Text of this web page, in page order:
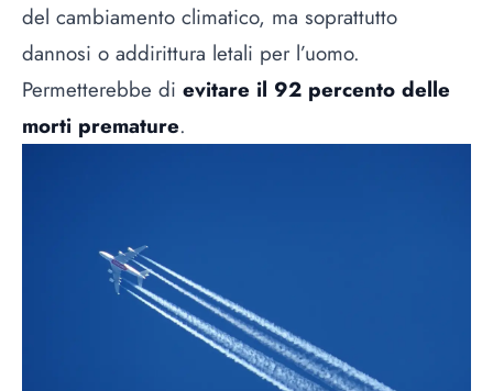
del cambiamento climatico, ma soprattutto
dannosi o addirittura letali per l’uomo.
Permetterebbe di evitare il 92 percento delle
morti premature.